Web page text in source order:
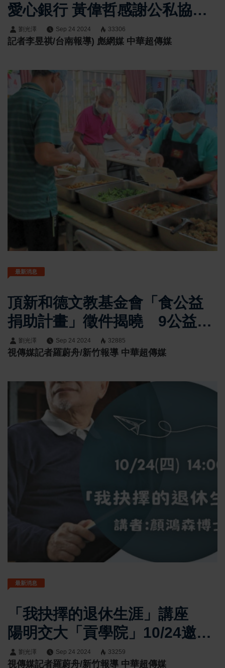
愛心銀行 黃偉哲感謝公私協力
攜手送愛送暖<大和傳媒>
劉光澤 Sep 24 2024 33306
記者李昱祺/台南報導) 彪網媒 中華超傳媒
最新消息
頂新和德文教基金會「食公益
捐助計畫」徵件揭曉 9公益團
體入選、5萬人受惠
劉光澤 Sep 24 2024 32885
視傳媒記者羅蔚舟/新竹報導 中華超傳媒
最新消息
「我抉擇的退休生涯」講座
陽明交大「貢學院」10/24邀73
歲高年級大學生顏鴻森演講
劉光澤 Sep 24 2024 33259
視傳媒記者羅蔚舟/新竹報導 中華超傳媒